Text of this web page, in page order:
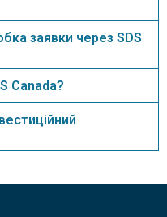
заявки через SDS
Canada?